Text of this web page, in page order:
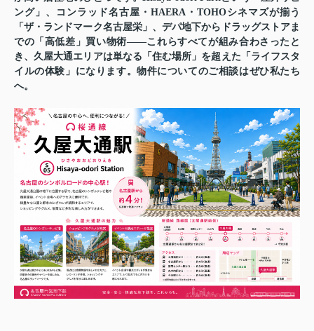
ング」、コンラッド名古屋・HAERA・TOHOシネマズが揃う
「ザ・ランドマーク名古屋栄」、デパ地下からドラッグストアま
での「高低差」買い物術——これらすべてが組み合わさったと
き、久屋大通エリアは単なる「住む場所」を超えた「ライフスタ
イルの体験」になります。物件についてのご相談はぜひ私たち
へ。